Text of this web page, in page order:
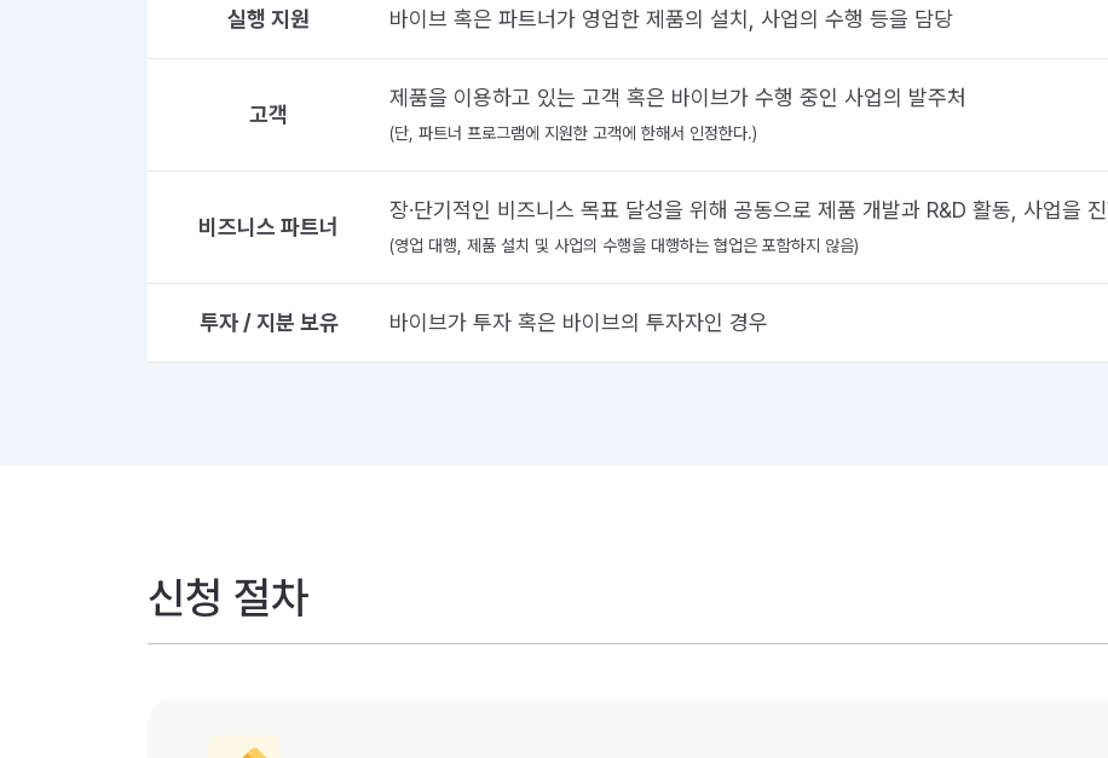
실행 지원 바이브 혹은 파트너가 영업한 제품의 설치, 사업의 수행 등을 담당
고객
제품을 이용하고 있는 고객 혹은 바이브가 수행 중인 사업의 발주처
(단, 파트너 프로그램에 지원한 고객에 한해서 인정한다.)
비즈니스 파트너
장·단기적인 비즈니스 목표 달성을 위해 공동으로 제품 개발과 R&D 활동, 사업을
(영업 대행, 제품 설치 및 사업의 수행을 대행하는 협업은 포함하지 않음)
투자 / 지분 보유 바이브가 투자 혹은 바이브의 투자자인 경우
신청 절차